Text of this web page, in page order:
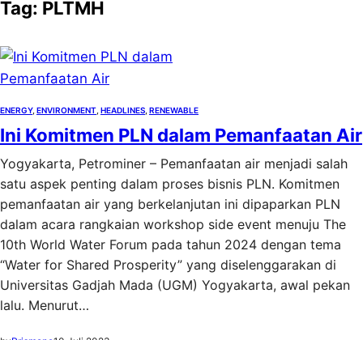
Tag: PLTMH
ENERGY, ENVIRONMENT HEADLINES RENEWABLE
Ini Komitmen PLN dalam Pemanfaatan Air
Yogyakarta, Petrominer – Pemanfaatan air menjadi salah
satu aspek penting dalam proses bisnis PLN. Komitmen
pemanfaatan air yang berkelanjutan ini dipaparkan PLN
dalam acara rangkaian workshop side event menuju The
10th World Water Forum pada tahun 2024 dengan tema
“Water for Shared Prosperity” yang diselenggarakan di
Universitas Gadjah Mada (UGM) Yogyakarta, awal pekan
lalu. Menurut…